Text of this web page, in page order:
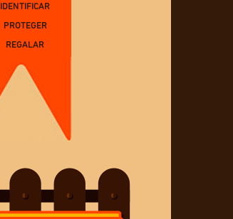
IDENTIFICAR
PROTEGER
REGALAR